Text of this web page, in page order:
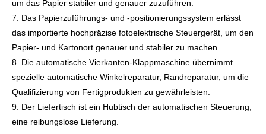
um das Papier stabiler und genauer zuzuführen.
7. Das Papierzuführungs- und -positionierungssystem erlässt
das importierte hochpräzise fotoelektrische Steuergerät, um den
Papier- und Kartonort genauer und stabiler zu machen.
8. Die automatische Vierkanten-Klappmaschine übernimmt
spezielle automatische Winkelreparatur, Randreparatur, um die
Qualifizierung von Fertigprodukten zu gewährleisten.
9. Der Liefertisch ist ein Hubtisch der automatischen Steuerung,
eine reibungslose Lieferung.